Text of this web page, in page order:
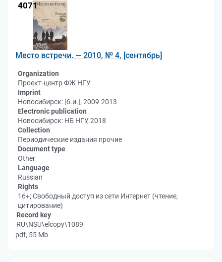
4071
Место встречи. — 2010, № 4, [сентябрь]
Organization
Проект-центр ФЖ НГУ
Imprint
Новосибирск: [б.и.], 2009-2013
Electronic publication
Новосибирск: НБ НГУ, 2018
Collection
Периодические издания прочие
Document type
Other
Language
Russian
Rights
16+; Свободный доступ из сети Интернет (чтение,
цитирование)
Record key
RU\NSU\elcopy\1089
pdf, 55 Mb